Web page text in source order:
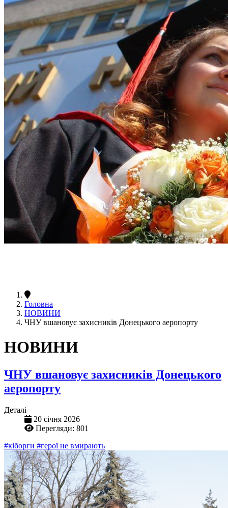
Головна
НОВИНИ
ЧНУ вшановує захисників Донецького аеропорту
НОВИНИ
ЧНУ вшановує захисників Донецького
аеропорту
Деталі
20 січня 2026
Перегляди: 801
#кіборги #герої не вмирають